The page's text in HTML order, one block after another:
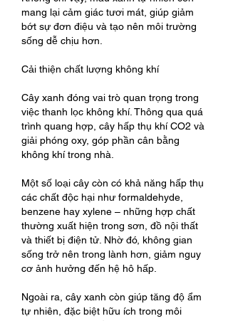
mang lại cảm giác tươi mát, giúp giảm
bớt sự đơn điệu và tạo nên môi trường
sống dễ chịu hơn.
Cải thiện chất lượng không khí
Cây xanh đóng vai trò quan trọng trong
việc thanh lọc không khí. Thông qua quá
trình quang hợp, cây hấp thụ khí CO2 và
giải phóng oxy, góp phần cân bằng
không khí trong nhà.
Một số loại cây còn có khả năng hấp thụ
các chất độc hại như formaldehyde,
benzene hay xylene – những hợp chất
thường xuất hiện trong sơn, đồ nội thất
và thiết bị điện tử. Nhờ đó, không gian
sống trở nên trong lành hơn, giảm nguy
cơ ảnh hưởng đến hệ hô hấp.
Ngoài ra, cây xanh còn giúp tăng độ ẩm
tự nhiên, đặc biệt hữu ích trong môi